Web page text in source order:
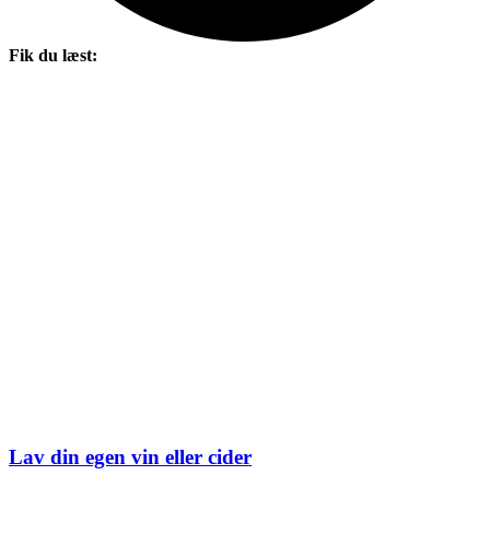
Fik du læst:
Lav din egen vin eller cider